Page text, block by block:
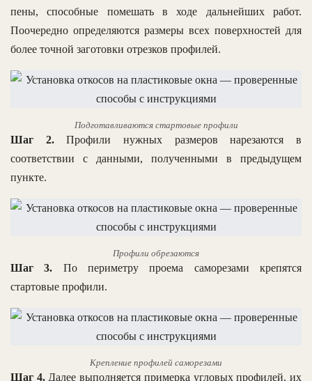
пены, способные помешать в ходе дальнейших работ.
Поочередно определяются размеры всех поверхностей для
более точной заготовки отрезков профилей.
Подготавливаются стартовые профили
Шаг 2.Профили нужных размеров нарезаются в
соответствии с данными, полученными в предыдущем
пункте.
Профили обрезаются
Шаг 3. По периметру проема саморезами крепятся
стартовые профили.
Крепление профилей саморезами
Шаг 4.Далее выполняется примерка угловых профилей, их